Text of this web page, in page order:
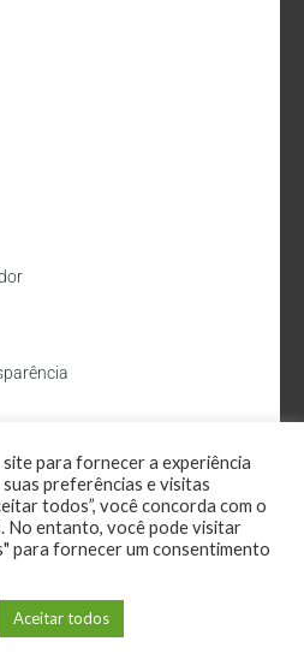
para fornecer a experiência
preferências e visitas
todos”, você concorda com o
No entanto, você pode visitar
para fornecer um consentimento
Aceitar todos